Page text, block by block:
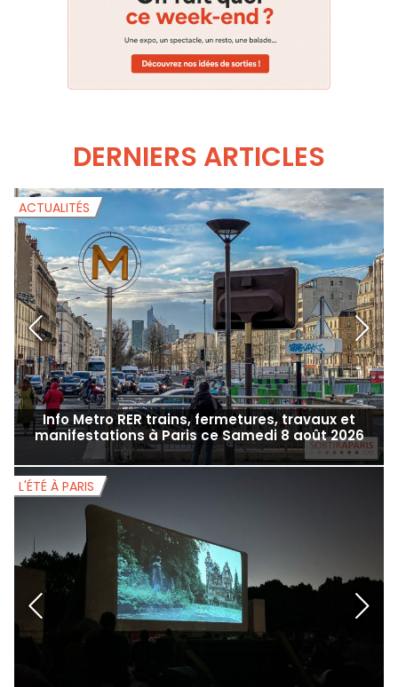
DERNIERS ARTICLES
Info Metro RER trains, fermetures, travaux et
manifestations à Paris ce Samedi 8 août 2026
ACTUALITÉS
L'ÉTÉ À PARIS